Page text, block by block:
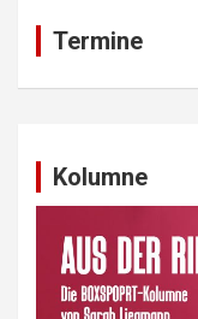
Termine
Kolumne